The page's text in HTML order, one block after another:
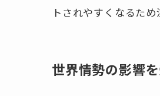
トされやすくなるため
世界情勢の影響